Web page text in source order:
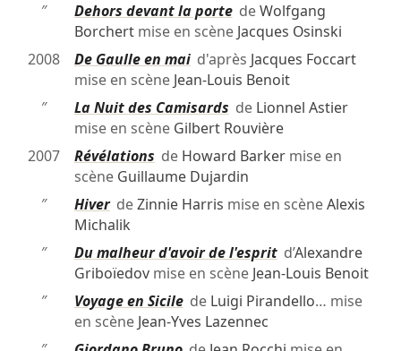
″
Dehors devant la portedeWolfgang
Borchertmise en scène Jacques Osinski
2008
De Gaulle en maid'après Jacques Foccart
mise en scène Jean-Louis Benoit
″
La Nuit des Camisards de Lionnel Astier
mise en scène Gilbert Rouvière
2007
Révélations de Howard Barkermise en
scène Guillaume Dujardin
″
HiverdeZinnie Harris mise en scèneAlexis
Michalik
″
Du malheur d'avoir de l'espritd’Alexandre
Griboïedovmise en scène Jean-Louis Benoit
″
Voyage en Sicilede Luigi Pirandello… mise
en scène Jean-Yves Lazennec